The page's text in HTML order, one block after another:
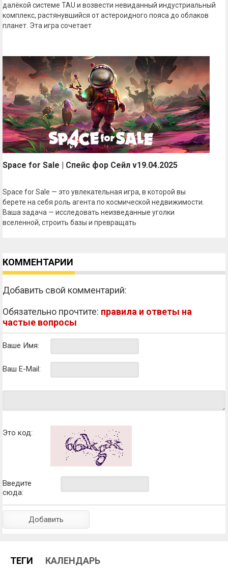
далёкой системе TAU и возвести невиданный индустриальный
комплекс, растянувшийся от астероидного пояса до облаков
планет. Эта игра сочетает
Space for Sale | Спейс фор Сейл v19.04.2025
Space for Sale — это увлекательная игра, в которой вы
берете на себя роль агента по космической недвижимости.
Ваша задача — исследовать неизведанные уголки
вселенной, строить базы и превращать
КОММЕНТАРИИ
Добавить свой комментарий:
Обязательно прочтите: правила и ответы на
частые вопросы
Ваше Имя:
Ваш E-Mail:
Это код:
Введите
сюда:
ТЕГИ КАЛЕНДАРЬ